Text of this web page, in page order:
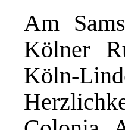
Am
Kölner
Köln-